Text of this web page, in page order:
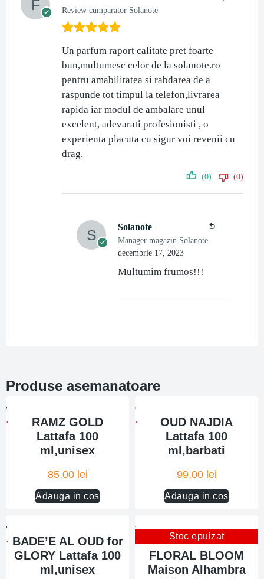
Review cumparator Solanote
Un parfum raport calitate pret foarte
bun,multumesc celor de la solanote.ro
pentru amabilitatea si rabdarea de a
raspunde tot timpul la telefon,livrarea
rapida iar modul de ambalare unul
excelent, adevarati profesionisti , o
experienta placuta cu sigur voi revenii cu
drag.
(0) (0)
Solanote
Manager magazin Solanote
decembrie 17, 2023
Multumim frumos!!!
Produse asemanatoare
RAMZ GOLD
Lattafa 100
ml,unisex
85,00 lei
Adauga in cos
OUD NAJDIA
Lattafa 100
ml,barbati
99,00 lei
Adauga in cos
BADE’E AL OUD for
GLORY Lattafa 100
ml,unisex
Stoc epuizat
FLORAL BLOOM
Maison Alhambra